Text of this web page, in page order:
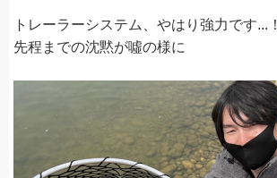
トレーラーシステム、やはり強力です...！
先程までの沈黙が噓の様に